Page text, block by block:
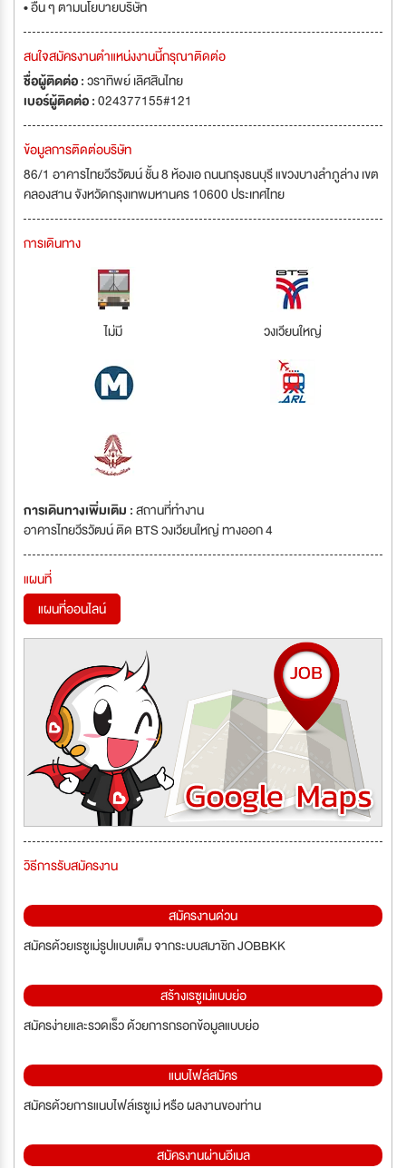
• อื่น ๆ ตามนโยบายบริษัท
สนใจสมัครงานตำแหน่งงานนี้กรุณาติดต่อ
ชื่อผู้ติดต่อ :วราทิพย์ เลิศสินไทย
เบอร์ผู้ติดต่อ :024377155#121
ข้อมูลการติดต่อบริษัท
86/1 อาคารไทยวีรวัฒน์ ชั้น 8 ห้องเอ ถนนกรุงธนบุรี แขวงบางลำภูล่าง เขต
คลองสาน จังหวัดกรุงเทพมหานคร 10600 ประเทศไทย
การเดินทาง
ไม่มี วงเวียนใหญ่
การเดินทางเพิ่มเติม :สถานที่ทำงาน
อาคารไทยวีรวัฒน์ ติด BTS วงเวียนใหญ่ ทางออก 4
แผนที่
แผนที่ออนไลน์
วิธีการรับสมัครงาน
สมัครงานด่วน
สมัครด้วยเรซูเม่รูปแบบเต็ม จากระบบสมาชิก JOBBKK
สร้างเรซูเม่แบบย่อ
สมัครง่ายและรวดเร็ว ด้วยการกรอกข้อมูลแบบย่อ
แนบไฟล์สมัคร
สมัครด้วยการแนบไฟล์เรซูเม่ หรือ ผลงานของท่าน
สมัครงานผ่านอีเมล